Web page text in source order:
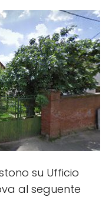
su Ufficio
al seguente